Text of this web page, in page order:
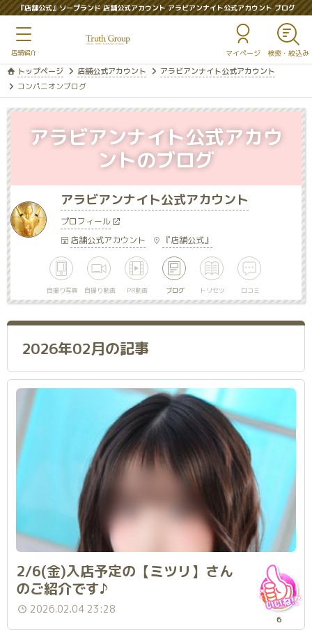
『店舗公式』ソープランド 店舗公式アカウント アラビアンナイト公式アカウント ブログ
マイページ
トップページ 店舗公式アカウント
アラビアンナイト公式アカウント
コンパニオンブログ
アラビアンナイト公式アカウント
プロフィール
店舗公式アカウント
『店舗公式』
自撮り写真 自撮り動画 PR動画 ブログ トリセツ 口コミ
アラビアンナイト公式アカウ
ントのブログ
2026年02月の記事
2/6(金)入店予定の【ミツリ】さん
のご紹介です♪
2026.02.04 23:28
6